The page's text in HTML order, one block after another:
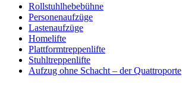
Rollstuhlhebebühne
Personenaufzüge
Lastenaufzüge
Homelifte
Plattformtreppenlifte
Stuhltreppenlifte
Aufzug ohne Schacht – der Quattroporte